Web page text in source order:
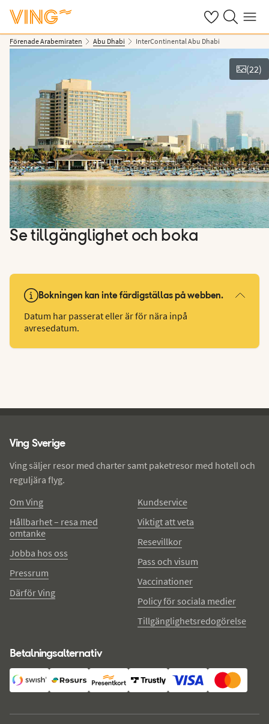
Se dinaSök på ving.se
Meny
Förenade Arabemiraten Abu Dhabi InterContinental Abu Dhabi
Se bilder
(22)
Se tillgänglighet och boka
Bokningen kan inte färdigställas på webben.
Datum har passerat eller är för nära inpå
avresedatum.
Ving Sverige
Ving säljer resor med charter samt paketresor med hotell och
reguljära flyg.
Om Ving
Hållbarhet – resa med
omtanke
Jobba hos oss
Pressrum
Därför Ving
Kundservice
Viktigt att veta
Resevillkor
Pass och visum
Vaccinationer
Policy för sociala medier
Tillgänglighetsredogörelse
Betalningsalternativ